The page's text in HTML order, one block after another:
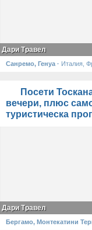
Дари Травел
Санремо, Генуа · Италия,
Посети
вечери, плюс
туристическа
Дари Травел
Бергамо, Монтекатини